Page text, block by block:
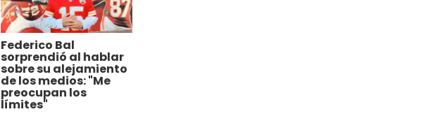
Federico Bal
sorprendió al hablar
sobre su alejamiento
de los medios: "Me
preocupan los
límites"